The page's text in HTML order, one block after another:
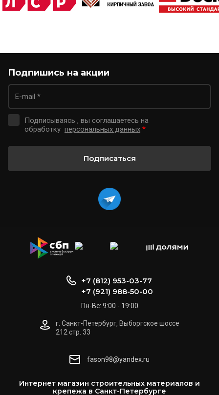
Подпишись на акции
Подписываясь , вы соглашаетесь на
обработку персональных данных *
Подписаться
Интернет магазин строительных материалов и
крепежа в Санкт-Петербурге
+7 (812) 953-03-77
+7 (921) 988-50-00
Пн-Вс: 9:00 - 19:00
г. Санкт-Петербург, Выборгское шоссе
212 стр. 33
fason98@yandex.ru